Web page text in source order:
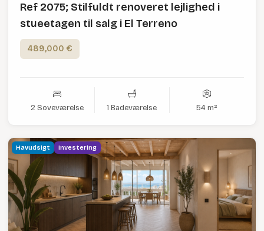
Ref 2075; Stilfuldt renoveret lejlighed i
stueetagen til salg i El Terreno
489,000 €
2 Soveværelse 1 Badeværelse 54 m²
Havudsigt Investering